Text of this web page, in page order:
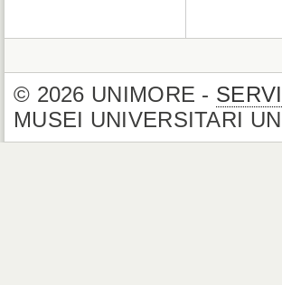
© 2026 UNIMORE -
MUSEI UNIVERSITARI